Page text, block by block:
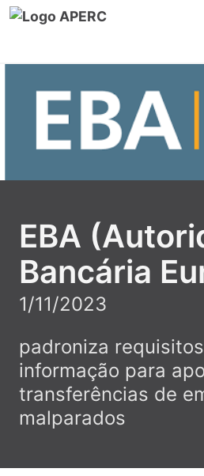
EBA
Bancária
1/11/2023
padroniza
informação para
transferências de
malparados